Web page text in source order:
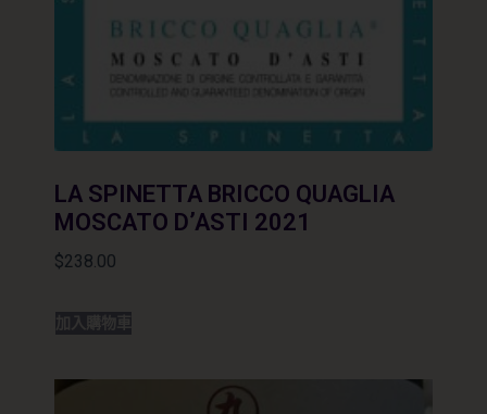
LA SPINETTA BRICCO QUAGLIA
MOSCATO D’ASTI 2021
$238.00
加入購物車